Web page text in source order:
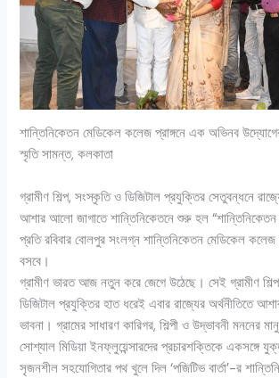
শান্তিনিকেতন মেডিকেল কলেজ প্রাঙ্গনে এক অভিনব
স্মৃতি সামন্ত, কলকাতা
গ্রামীণ শিল্প, সংস্কৃতি ও ডিজিটাল প্রযুক্তির সেতুবন্ধনে
আশার আলো জাগাতে শান্তিনিকেতনে শুরু হল
প্রতি রবিবার বোলপুর সংলগ্ন শান্তিনিকেতন মেডিকেল কলেজ
বসবে।
গ্রামীণ ভারত আজ নতুন করে জেগে উঠেছে। সেই গ্রামীণ
ডিজিটাল প্রযুক্তির হাত ধরেই এবার রাজ্যের অর্থনীতিতে
ভাবনা। গ্রামের সাধারণ কারিগর, শিল্পী ও উদ্ভাবনী মননের
সোশ্যাল মিডিয়া ইনফ্লুয়েন্সারদের প্রচারশক্তিকে একসঙ্গে
সৃজনশীল সহযোগিতার পথ খুলে দিল ‘পজিটিভ বার্তা’-র